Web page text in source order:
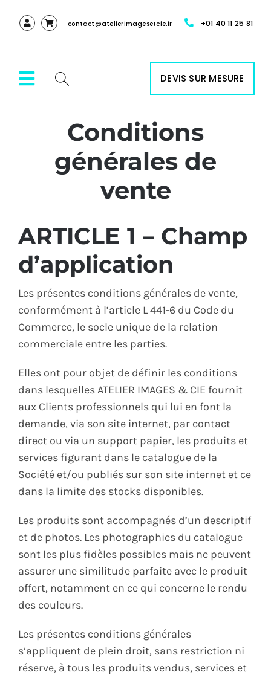
contact@atelierimagesetcie.fr +01 40 11 25 81
Toggle
Navigation
NOS SERVICES
RÉALISATIONS
ÉCO-RESPONSABLE
CONTACT
DEVIS SUR MESURE
Conditions
générales de
vente
ARTICLE 1 – Champ
d’application
Les présentes conditions générales de vente,
conformément à l’article L 441-6 du Code du
Commerce, le socle unique de la relation
commerciale entre les parties.
Elles ont pour objet de définir les conditions
dans lesquelles ATELIER IMAGES & CIE fournit
aux Clients professionnels qui lui en font la
demande, via son site internet, par contact
direct ou via un support papier, les produits et
services figurant dans le catalogue de la
Société et/ou publiés sur son site internet et ce
dans la limite des stocks disponibles.
Les produits sont accompagnés d’un descriptif
et de photos. Les photographies du catalogue
sont les plus fidèles possibles mais ne peuvent
assurer une similitude parfaite avec le produit
offert, notamment en ce qui concerne le rendu
des couleurs.
Les présentes conditions générales
s’appliquent de plein droit, sans restriction ni
réserve, à tous les produits vendus, services et